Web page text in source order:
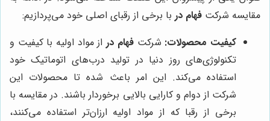
مقایسه شرکت فهام در با برخی از رقبای اصلی خود می‌پردازیم:
کیفیت محصولات: شرکتفهام دراز مواد اولیه با کیفیت و
تکنولوژی‌های روز دنیا در تولید درب‌های اتوماتیک خود
استفاده می‌کند. این امر باعث شده تا محصولات این
شرکت از دوام و کارایی بالایی برخوردار باشند. در مقایسه با
برخی از رقبا که از مواد اولیه ارزان‌تر استفاده می‌کنند،